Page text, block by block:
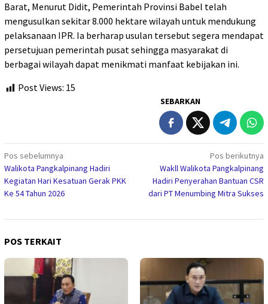
Barat, Menurut Didit, Pemerintah Provinsi Babel telah
mengusulkan sekitar 8.000 hektare wilayah untuk mendukung
pelaksanaan IPR. Ia berharap usulan tersebut segera mendapat
persetujuan pemerintah pusat sehingga masyarakat di
berbagai wilayah dapat menikmati manfaat kebijakan ini.
Post Views: 15
SEBARKAN
Navigasi
pos
Pos sebelumnya
Walikota Pangkalpinang Hadiri
Kegiatan Hari Kesatuan Gerak PKK
Ke 54 Tahun 2026
Pos berikutnya
Wakll Walikota Pangkalpinang
Hadiri Penyerahan Bantuan CSR
dari PT Menumbing Mitra Sukses
POS TERKAIT